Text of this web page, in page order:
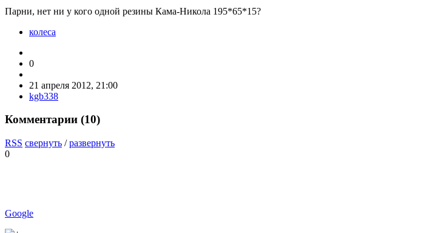
Парни, нет ни у кого одной резины Кама-Никола 195*65*15?
колеса
0
21 апреля 2012, 21:00
kgb338
Комментарии (10)
RSS свернуть /развернуть
0
Google